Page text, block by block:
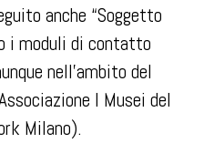
anche “Soggetto
i moduli di contatto
nell’ambito del
I Musei del
Milano).